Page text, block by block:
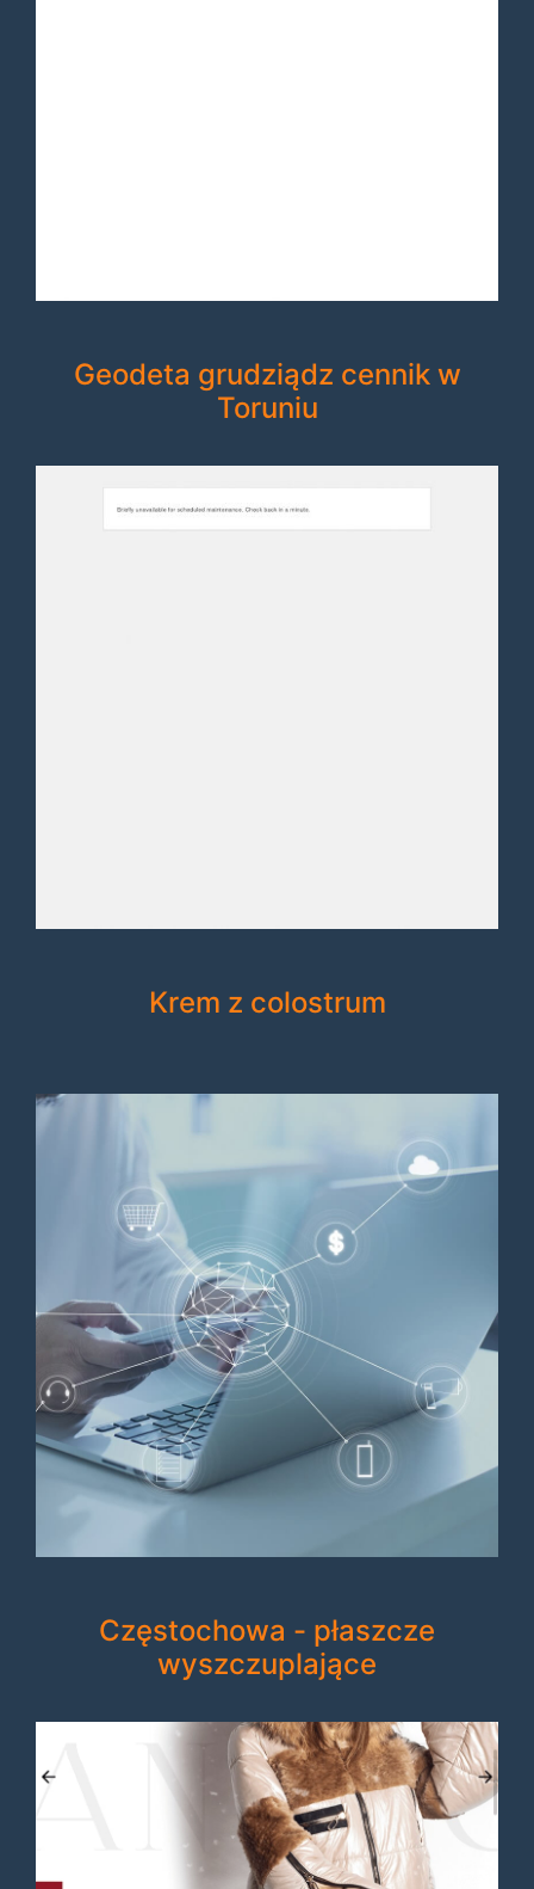
Geodeta grudziądz cennik w
Toruniu
Krem z colostrum
Częstochowa - płaszcze
wyszczuplające